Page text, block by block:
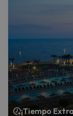
¡Tiempo